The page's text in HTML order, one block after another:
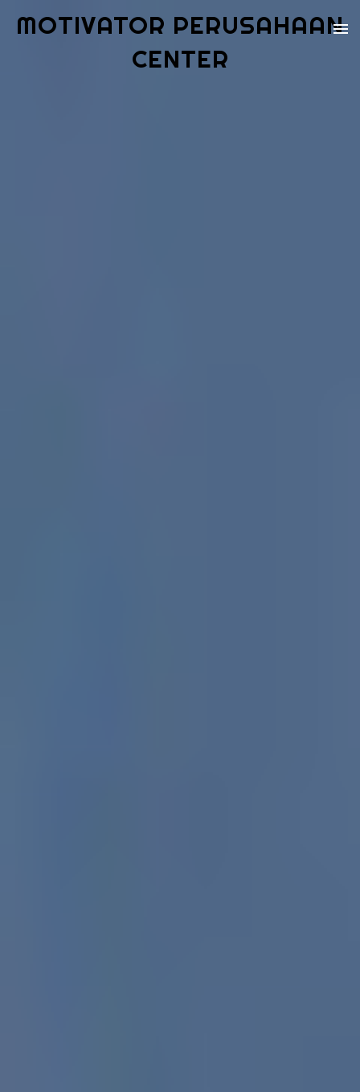
MOTIVATOR PERUSAHAAN
CENTER